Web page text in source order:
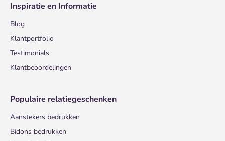
Inspiratie en Informatie
Blog
Klantportfolio
Testimonials
Klantbeoordelingen
Populaire relatiegeschenken
Aanstekers bedrukken
Bidons bedrukken